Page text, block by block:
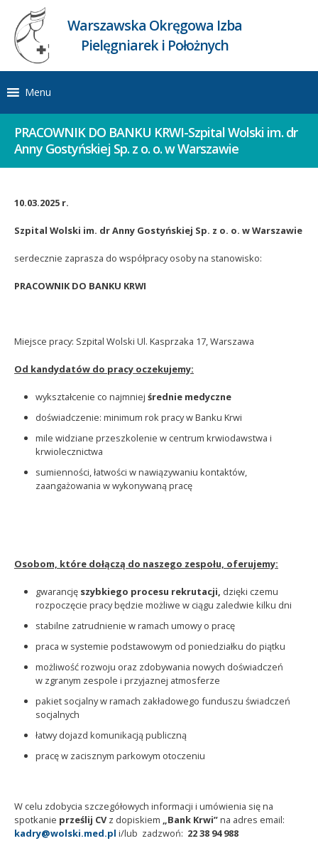
Warszawska Okręgowa Izba
Pielęgniarek i Położnych
Menu
PRACOWNIK DO BANKU KRWI-Szpital Wolski im. dr
Anny Gostyńskiej Sp. z o. o. w Warszawie
10.03.2025 r.
Szpital Wolski im. dr Anny Gostyńskiej Sp. z o. o. w Warszawie
serdecznie zaprasza do współpracy osoby na stanowisko:
PRACOWNIK DO BANKU KRWI
Miejsce pracy: Szpital Wolski Ul. Kasprzaka 17, Warszawa
Od kandydatów do pracy oczekujemy:
wykształcenie co najmniej średnie medyczne
doświadczenie: minimum rok pracy w Banku Krwi
mile widziane przeszkolenie w centrum krwiodawstwa i
krwiolecznictwa
sumienności, łatwości w nawiązywaniu kontaktów,
zaangażowania w wykonywaną pracę
Osobom, które dołączą do naszego zespołu, oferujemy:
gwarancję szybkiego procesu rekrutacji, dzięki czemu
rozpoczęcie pracy będzie możliwe w ciągu zaledwie kilku dni
stabilne zatrudnienie w ramach umowy o pracę
praca w systemie podstawowym od poniedziałku do piątku
możliwość rozwoju oraz zdobywania nowych doświadczeń
w zgranym zespole i przyjaznej atmosferze
pakiet socjalny w ramach zakładowego funduszu świadczeń
socjalnych
łatwy dojazd komunikacją publiczną
pracę w zacisznym parkowym otoczeniu
W celu zdobycia szczegółowych informacji i umówienia się na
spotkanie prześlij CVz dopiskiem „Bank Krwi”na adres email:
kadry@wolski.med.pl i/lub zadzwoń: 22 38 94 988